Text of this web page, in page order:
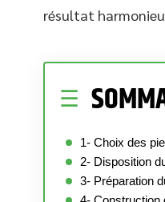
résultat
1- Choix des
2- Disposition
3- Préparation